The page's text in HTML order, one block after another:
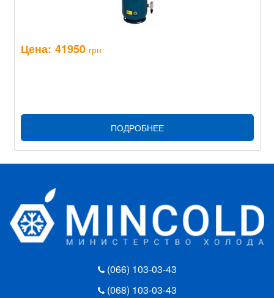
Цена: 41950 грн
ПОДРОБНЕЕ
(066) 103-03-43
(068) 103-03-43